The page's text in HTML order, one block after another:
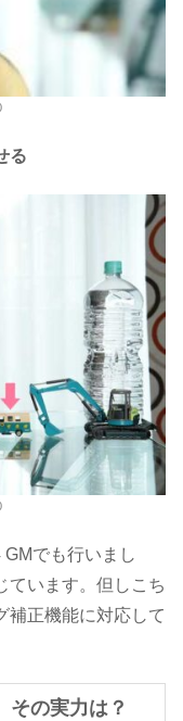
る
でも行いまし
ています。但しこち
補正機能に対応して
の実力は？